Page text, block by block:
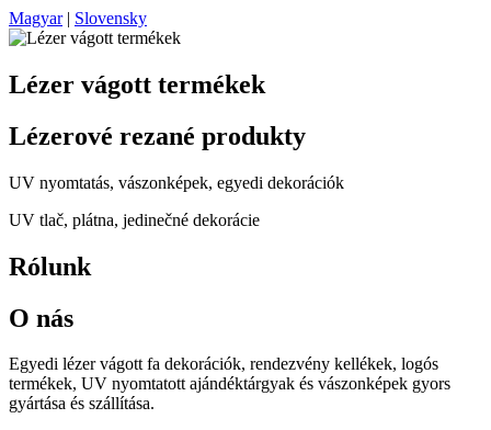
Magyar| Slovensky
Lézer vágott termékek
Lézerové rezané produkty
UV nyomtatás, vászonképek, egyedi dekorációk
UV tlač, plátna, jedinečné dekorácie
Rólunk
O nás
Egyedi lézer vágott fa dekorációk, rendezvény kellékek, logós
termékek, UV nyomtatott ajándéktárgyak és vászonképek gyors
gyártása és szállítása.